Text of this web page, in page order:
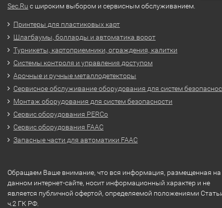
Sec.Ru с широким выбором и сервисным обслуживанием.
Принтеры для пластиковых карт
Шлагбаумы, болларды и автоматика ворот
Турникеты, картоприемники, ограждения, калитки
Системы контроля и управления доступом
Арочные и ручные металлодетекторы
Сервисное обслуживание оборудования для систем
Монтаж оборудования для систем безопасности
Сервис оборудования PERCo
Сервис оборудования FAAC
Запасные части для автоматики FAAC
Обращаем Ваше внимание, что вся информация, размещенная на
данном интернет-сайте, носит информационный характер и не
является публичной офертой, определяемой положениями
ч.2 ГК РФ.